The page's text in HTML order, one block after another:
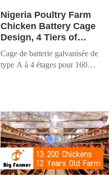
Nigeria Poultry Farm
Chicken Battery Cage
Design, 4 Tiers of
Galvanized A Type
Chicken Cage For Sale,
160 Birds Per Set
Cage de batterie galvanisée de
type A à 4 étages pour 160
agricoles gérés par l'IA et un
soutien clé en main.